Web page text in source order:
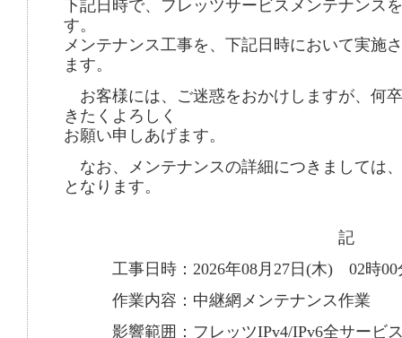
下記日時で、フレッツサービスメンテナンス
す。
メンテナンス工事を、下記日時において実施
ます。
お客様には、ご迷惑をおかけしますが、何
きたくよろしく
お願い申しあげます。
なお、メンテナンスの詳細につきましては
となります。
記
工事日時：2026年08月27日(木) 02時00
作業内容：中継網メンテナンス作業
影響範囲：フレッツIPv4/IPv6全サービ